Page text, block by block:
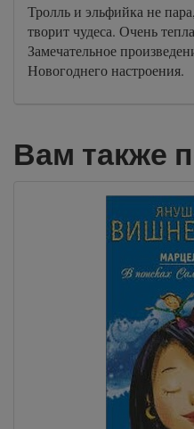
Тролль и эльфийка не
творит чудеса. Очень
Замечательное
Новогоднего настроения.
Вам также